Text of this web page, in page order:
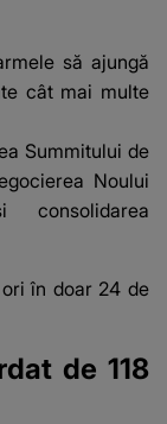
să ajungă
cât mai multe
Summitului de
Noului
în doar 24 de
de 118